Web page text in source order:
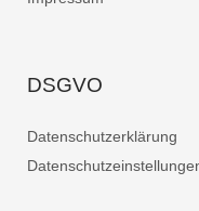
DSGVO
Datenschutzerklärung